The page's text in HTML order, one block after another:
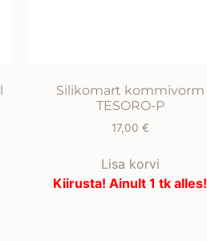
Silikomart kommivorm
TESORO-P
17,00 €
Lisa korvi
Kiirusta! Ainult 1 tk alles!